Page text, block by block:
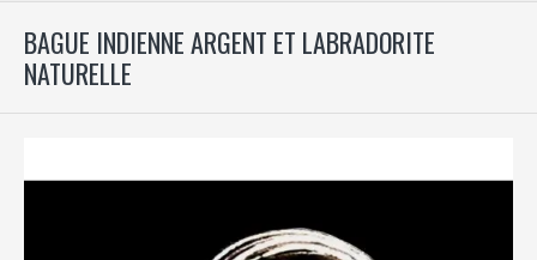
BAGUE INDIENNE ARGENT ET LABRADORITE
NATURELLE